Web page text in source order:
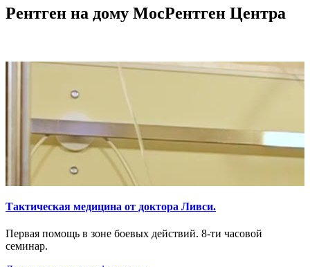
Рентген на дому МосРентген Центра
Тактическая медицина от доктора Ливси.
Первая помощь в зоне боевых действий. 8-ти часовой
семинар.